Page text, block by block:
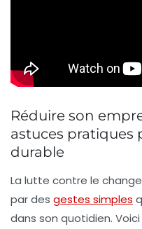
Réduire son
astuces pratiques
durable
La lutte contre le
par des gestes simples
dans son quotidien.